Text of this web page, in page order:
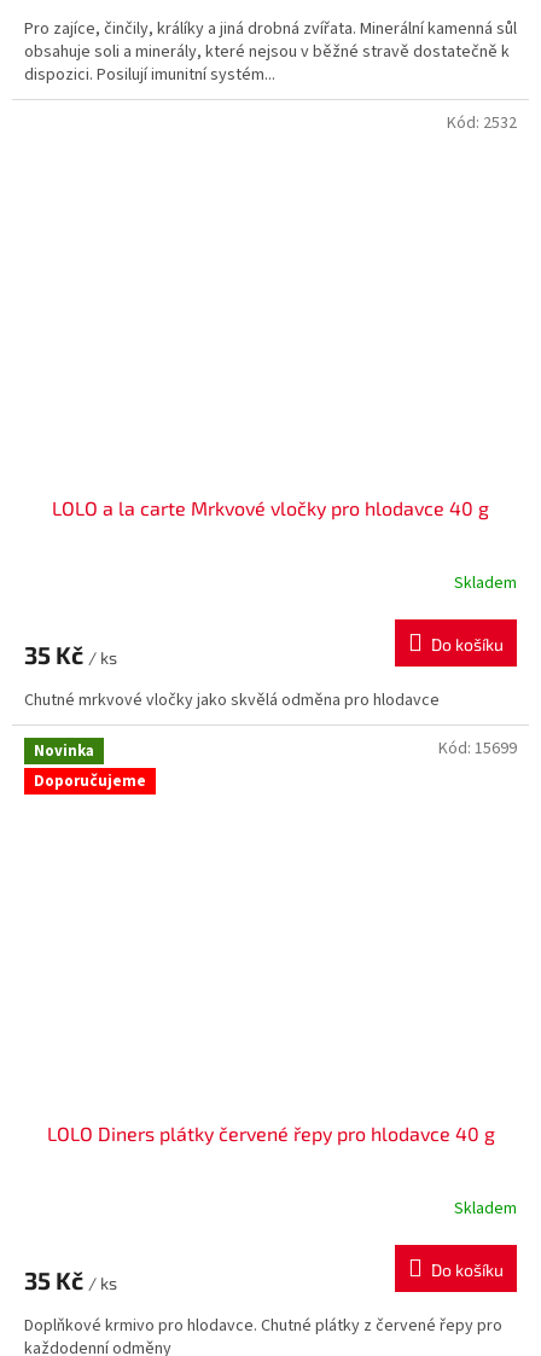
Pro zajíce, činčily, králíky a jiná drobná zvířata. Minerální kamenná sůl
obsahuje soli a minerály, které nejsou v běžné stravě dostatečně k
dispozici. Posilují imunitní systém...
LOLO a la carte Mrkvové vločky pro hlodavce 40 g
Skladem
35 Kč / ks
Do košíku
Chutné mrkvové vločky jako skvělá odměna pro hlodavce
Kód: 2532
Novinka
Doporučujeme
LOLO Diners plátky červené řepy pro hlodavce 40 g
Skladem
35 Kč / ks
Do košíku
Doplňkové krmivo pro hlodavce. Chutné plátky z červené řepy pro
každodenní odměny
Kód: 15699